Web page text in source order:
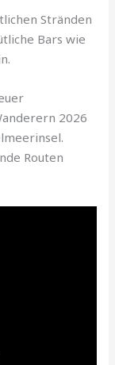
Stränden
Bars wie
2026
Routen